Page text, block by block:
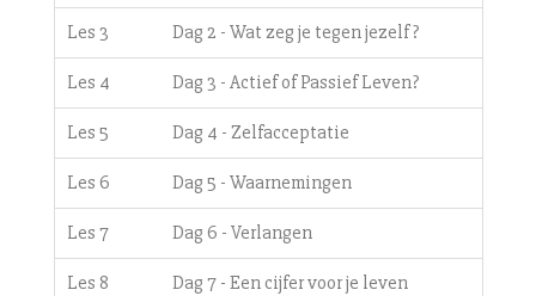
Les 3 Dag 2 - Wat zeg je tegen jezelf?
Les 4 Dag 3 - Actief of Passief Leven?
Les 5 Dag 4 - Zelfacceptatie
Les 6 Dag 5 - Waarnemingen
Les 7 Dag 6 - Verlangen
Les 8 Dag 7 - Een cijfer voor je leven